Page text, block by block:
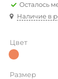
Осталось
Наличие в
Цвет
Размер